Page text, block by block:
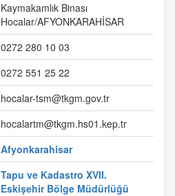
Kaymakamlık Binası
Hocalar/AFYONKARAHİSAR
0272 280 10 03
0272 551 25 22
hocalar-tsm@tkgm.gov.tr
hocalartm@tkgm.hs01.kep.tr
Afyonkarahisar
Tapu ve Kadastro XVII.
Eskişehir Bölge Müdürlüğü